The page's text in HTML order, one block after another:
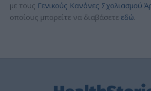
με τους Γενικούς Κανόνες Σχολιασμού
οποίους μπορείτε να διαβάσετε εδώ.